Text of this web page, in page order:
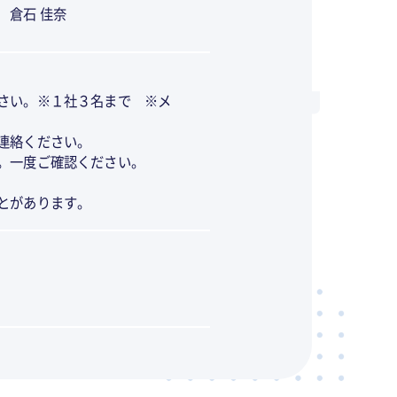
倉石 佳奈
さい。※１社３名まで ※メ
ください。
度ご確認ください。
あります。